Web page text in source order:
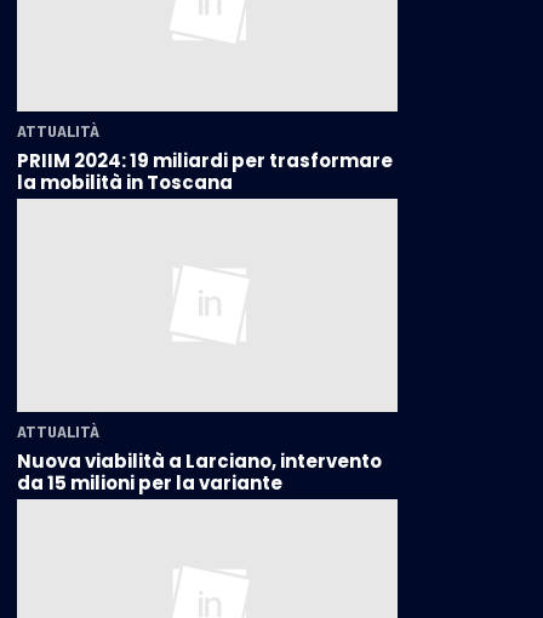
ATTUALITÀ
PRIIM 2024: 19 miliardi per trasformare
la mobilità in Toscana
ATTUALITÀ
Nuova viabilità a Larciano, intervento
da 15 milioni per la variante